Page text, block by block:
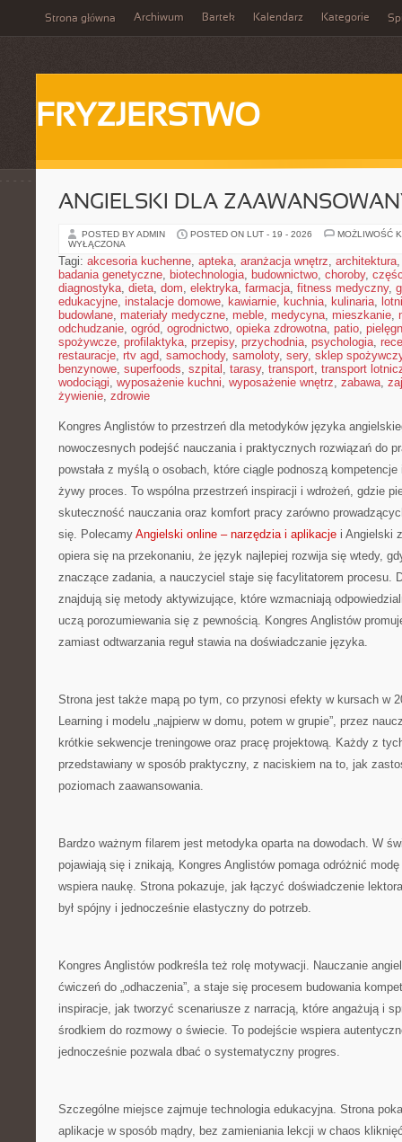
Strona główna Archiwum Bartek Kalendarz Kategorie
FRYZJERSTWO
ANGIELSKI DLA
POSTED BY ADMIN POSTED ON LUT - 19 - 2026
MOŻLIWOŚĆ
WYŁĄCZONA
Tagi: akcesoria kuchenne, apteka, aranżacja wnętrz, architektura
badania genetyczne, biotechnologia, budownictwo, choroby,
diagnostyka, dieta, dom, elektryka, farmacja, fitness medyczny,
edukacyjne, instalacje domowe, kawiarnie, kuchnia, kulinaria,
budowlane, materiały medyczne, meble, medycyna, mieszkanie,
odchudzanie, ogród, ogrodnictwo, opieka zdrowotna, patio,
spożywcze, profilaktyka, przepisy, przychodnia, psychologia,
restauracje, rtv agd, samochody, samoloty, sery, sklep
benzynowe, superfoods, szpital , tarasy, transport, transport
wodociągi, wyposażenie kuchni, wyposażenie wnętrz, zabawa,
żywienie, zdrowie
Kongres Anglistów to przestrzeń dla metodyków języka
nowoczesnych podejść nauczania i praktycznych rozwiązań do
powstała z myślą o osobach, które ciągle podnoszą
żywy proces. To wspólna przestrzeń inspiracji i wdrożeń, gdzie
skuteczność nauczania oraz komfort pracy zarówno
się. Polecamy Angielski online – narzędzia i aplikacje i Angielski
opiera się na przekonaniu, że język najlepiej rozwija się wtedy,
znaczące zadania, a nauczyciel staje się facylitatorem procesu.
znajdują się metody aktywizujące, które wzmacniają
uczą porozumiewania się z pewnością. Kongres Anglistów
zamiast odtwarzania reguł stawia na doświadczanie języka.
Strona jest także mapą po tym, co przynosi efekty w kursach w
Learning i modelu „najpierw w domu, potem w grupie”, przez
krótkie sekwencje treningowe oraz pracę projektową. Każdy z
przedstawiany w sposób praktyczny, z naciskiem na to, jak
poziomach zaawansowania.
Bardzo ważnym filarem jest metodyka oparta na dowodach. W
pojawiają się i znikają, Kongres Anglistów pomaga odróżnić
wspiera naukę. Strona pokazuje, jak łączyć doświadczenie
był spójny i jednocześnie elastyczny do potrzeb.
Kongres Anglistów podkreśla też rolę motywacji. Nauczanie
ćwiczeń do „odhaczenia”, a staje się procesem budowania
inspiracje, jak tworzyć scenariusze z narracją, które angażują i
środkiem do rozmowy o świecie. To podejście wspiera
jednocześnie pozwala dbać o systematyczny progres.
Szczególne miejsce zajmuje technologia edukacyjna. Strona
aplikacje w sposób mądry, bez zamieniania lekcji w chaos